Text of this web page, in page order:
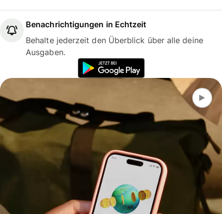
Benachrichtigungen in Echtzeit
Behalte jederzeit den Überblick über alle deine
Ausgaben.